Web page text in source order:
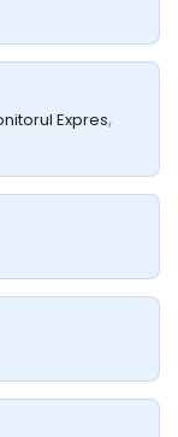
Expres,